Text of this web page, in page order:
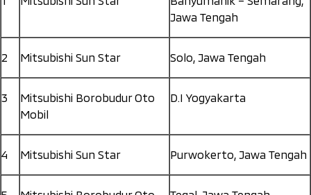
Jawa Tengah
2 Mitsubishi Sun Star Solo, Jawa Tengah
3
Mitsubishi Borobudur Oto
Mobil
D.I Yogyakarta
4 Mitsubishi Sun Star Purwokerto, Jawa Tengah